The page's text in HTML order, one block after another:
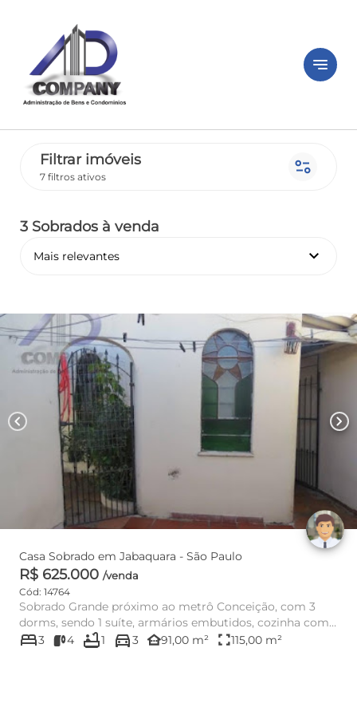
notes
Filtrar imóveis
7 filtros ativos page_info
3 Sobrados à venda
Mais relevantes keyboard_arrow_down
chevron_left chevron_right
Casa Sobrado em Jabaquara - São Paulo
R$ 625.000 /venda
Cód: 14764
Sobrado Grande próximo ao metrô Conceição, com 3
dorms, sendo 1 suíte, armários embutidos, cozinha com
armários embutido...
bed3 4 bathtub1 directions_car3 other_houses91,00 m² fullscreen115,00 m²